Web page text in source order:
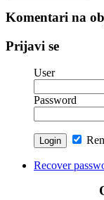
Komentari na
Prijavi se
User
Password
Recover